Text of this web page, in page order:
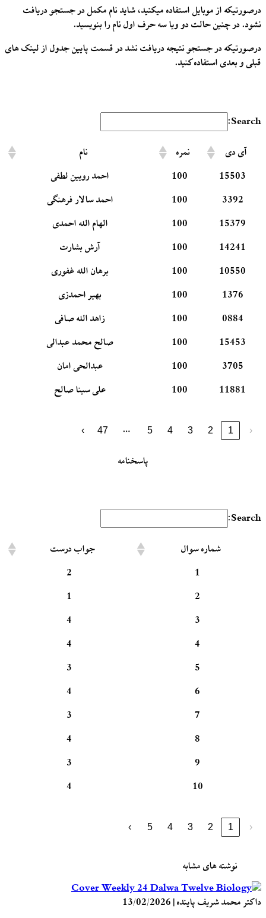
درصورتیکه از موبایل استفاده میکنید، شاید نام مکمل در جستجو دریافت
نشود. در چنین حالت دو ویا سه حرف اول نام را بنویسید.
درصورتیکه در جستجو نتیجه دریافت نشد در قسمت پایین جدول از لینک های
قبلی و بعدی استفاده کنید.
Search:
آی دی نمره
نام
15503
100
احمد رویین لطفی
3392
100
احمد سالار فرهنگی
15379
100
الهام الله احمدی
14241
100
آرش بشارت
10550
100
برهان الله غفوری
1376
100
بهیر احمدزی
0884
100
زاهد الله صافی
15453
100
صالح محمد عبدالی
3705
100
عبدالحی امان
11881
100 علی سینا صالح
‹
1
2
3
4
5
…
47
›
پاسخنامه
Search:
شماره سوال
جواب درست
1
2
2
1
3
4
4
4
5
3
6
4
7
3
8
4
9
3
10
4
‹
1
2
3
4
5
›
نوشته های مشابه
داکتر محمد شریف پاینده|
13/02/2026